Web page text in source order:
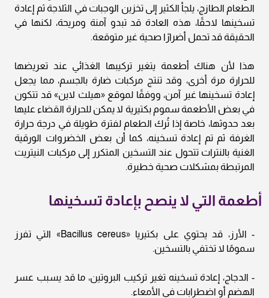
الطعام الطازج، يلجأ الكثير إلى تخزين الوجبات في الثلاجة ثم إعادة
تسخينها لاحقًا، هذه العادة قد تبدو آمنة ومريحة، لكنها في
الحقيقة قد تحمل أضرارًا صحية غير متوقعة.
هذا لأن هناك أطعمة يتغير تركيبها الغذائي عند تعريضها
للحرارة مرة أخرى، وقد تنتج مركبات ضارة بالجسم، مما يجعل
إعادة تسخينها غير آمن، ووفقًا لموقع «هيلث لاين» قد تتكون
في بعض الأطعمة سموم بكتيرية لا يمكن للحرارة القضاء عليها
بعد حدوثها، خاصة إذا تُرك الطعام لفترة طويلة في درجة حرارة
الغرفة ثم تم إعادة تسخينه، كما أن بعض الخضروات الورقية
الغنية بالنترات تتحول عند التسخين المتكرر إلى مركبات النيتريت
المرتبطة بمشكلات صحية خطيرة.
أطعمة التي لا ينصح بإعادة تسخينها
- الأرز، قد يحتوي على بكتيريا «Bacillus cereus» التي تفرز
سمومًا لا تختفي بالتسخين.
- الدجاج، إعادة تسخينه تغير تركيب البروتين، ما قد يسبب عسر
الهضم أو اضطرابات في الأمعاء.